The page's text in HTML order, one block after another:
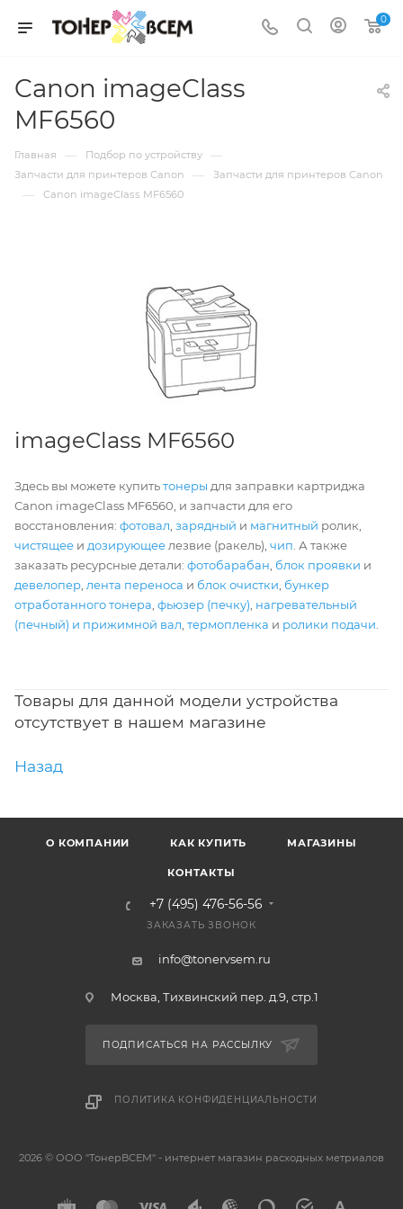
0
Canon imageClass
MF6560
Главная — Подбор по устройству —
Запчасти для принтеров Canon — Запчасти для принтеров Canon
— Canon imageClass MF6560
imageClass MF6560
Здесь вы можете купитьтонеры для заправки картриджа
Canon imageClass MF6560, и запчасти для его
восстановления: фотовал зарядный и магнитный ролик,
чистящее и дозирующее лезвие (ракель), чип . А также
заказать ресурсные детали: фотобарабан блок проявки и
девелопер лента переноса и блок очистки бункер
отработанного тонера фьюзер (печку) нагревательный
(печный) и прижимной вал термопленка и ролики подачи
Товары для данной модели устройства
отсутствует в нашем магазине
Назад
О КОМПАНИИ КАК КУПИТЬ МАГАЗИНЫ
КОНТАКТЫ
+7 (495) 476-56-56
ЗАКАЗАТЬ ЗВОНОК
info@tonervsem.ru
Москва, Тихвинский пер. д.9, стр.1
ПОДПИСАТЬСЯ НА РАССЫЛКУ
ПОЛИТИКА КОНФИДЕНЦИАЛЬНОСТИ
2026 © ООО "ТонерВСЕМ" - интернет магазин расходных метриалов